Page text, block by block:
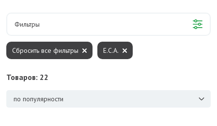
Фильтры
Товаров: 22
по популярности
Сбросить все фильтры E.C.A.